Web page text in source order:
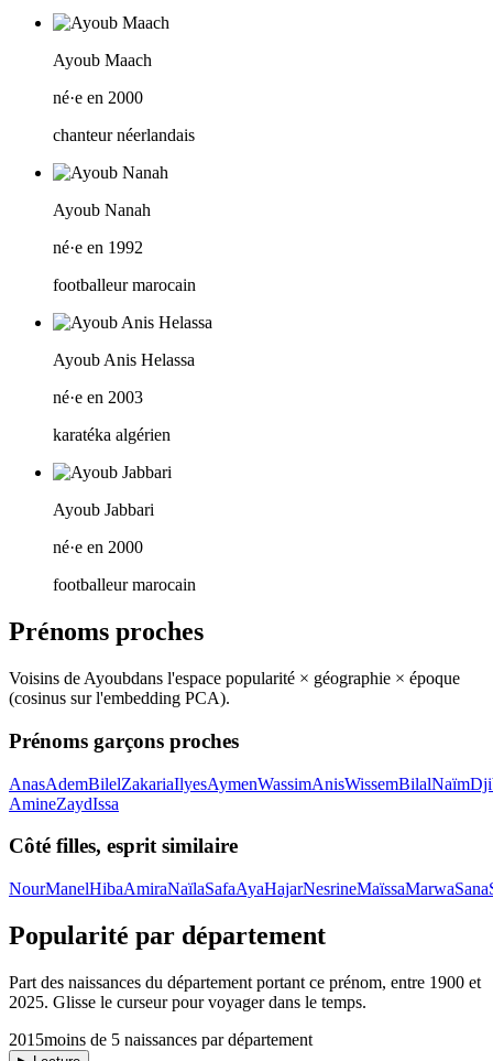
Ayoub Maach
né·e en 2000
chanteur néerlandais
Ayoub Nanah
né·e en 1992
footballeur marocain
Ayoub Anis Helassa
né·e en 2003
karatéka algérien
Ayoub Jabbari
né·e en 2000
footballeur marocain
Prénoms proches
Voisins de Ayoubdans l'espace popularité × géographie × époque
(cosinus sur l'embedding PCA).
Prénoms garçons proches
AnasAdemBilelZakariaIlyesAymenWassimAnisWissemBilalNaïm
AmineZaydIssa
Côté filles, esprit similaire
NourManelHibaAmiraNaïlaSafaAyaHajarNesrineMaïssaMarwaSana
Popularité par département
Part des naissances du département portant ce prénom, entre 1900 et
2025. Glisse le curseur pour voyager dans le temps.
2015moins de 5 naissances par département